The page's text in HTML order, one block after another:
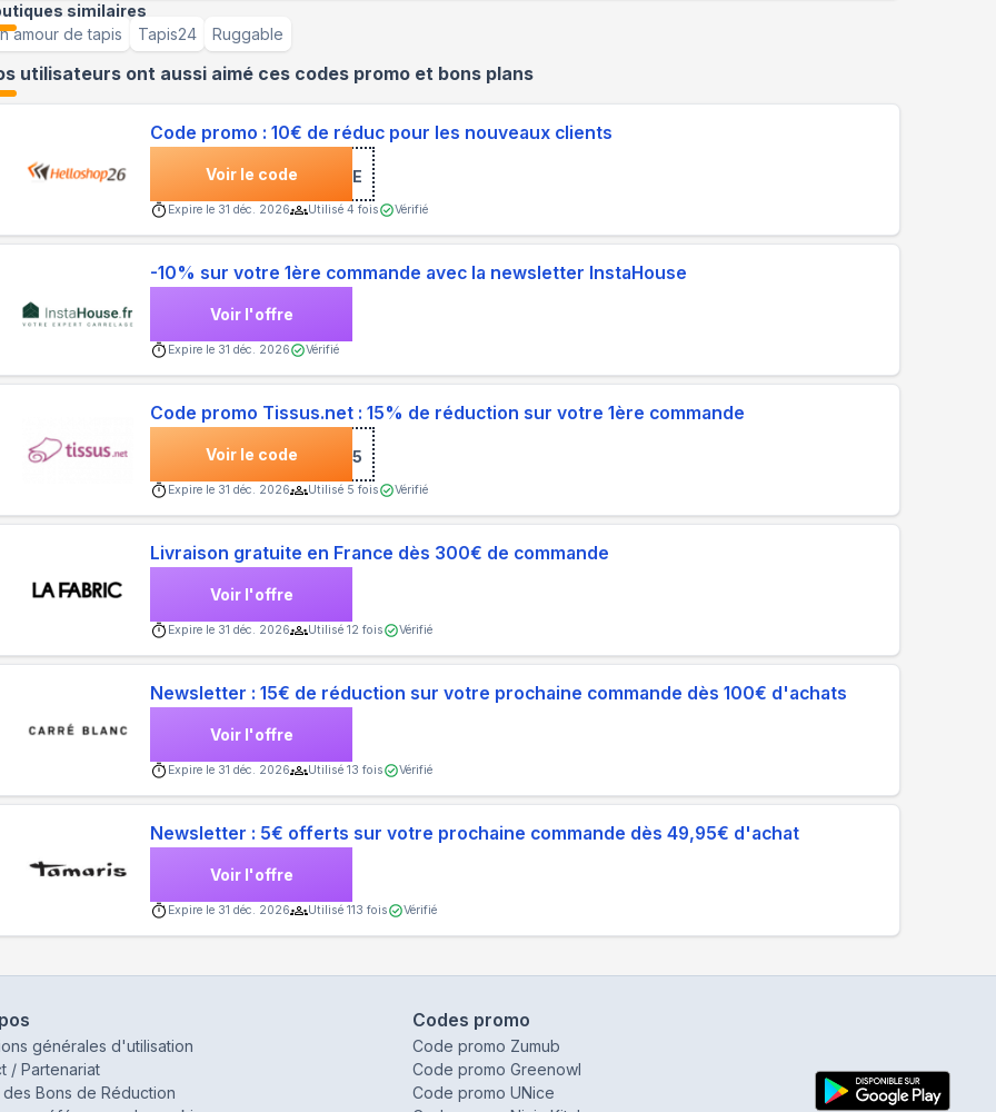
similaires
amour de tapis
Tapis24 Ruggable
utilisateurs ont aussi aimé ces codes promo et bons plans
Code promo : 10€ de réduc pour les nouveaux clients
Voir le code***COME
Expire le 31 déc. 2026 Utilisé4 fois Vérifié
-10% sur votre 1ère commande avec la newsletter InstaHouse
Voir l'offre
Expire le 31 déc. 2026 Vérifié
Code promo Tissus.net : 15% de réduction sur votre 1ère commande
Voir le code
***NVENUE15
Expire le 31 déc. 2026 Utilisé 5 fois Vérifié
Livraison gratuite en France dès 300€ de commande
Voir l'offre
Expire le 31 déc. 2026 Utilisé12 fois Vérifié
Newsletter : 15€ de réduction sur votre prochaine commande dès 100€ d'achats
Voir l'offre
Expire le 31 déc. 2026 Utilisé13 fois Vérifié
Newsletter : 5€ offerts sur votre prochaine commande dès 49,95€ d'achat
Voir l'offre
Expire le 31 déc. 2026 Utilisé113 fois Vérifié
générales d'utilisation
/ Partenariat
des Bons de Réduction
Codes promo
Code promo Zumub
Code promo Greenowl
Code promo UNice